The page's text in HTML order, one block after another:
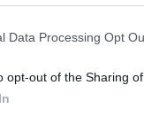
Data Processing Opt
opt-out of the Sharing